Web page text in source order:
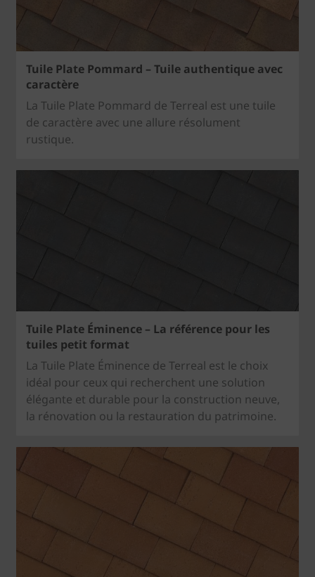
Tuile Plate Pommard – Tuile authentique avec
caractère
La Tuile Plate Pommard de Terreal est une tuile
de caractère avec une allure résolument
rustique.
Tuile Plate Éminence – La référence pour les
tuiles petit format
La Tuile Plate Éminence de Terreal est le choix
idéal pour ceux qui recherchent une solution
élégante et durable pour la construction neuve,
la rénovation ou la restauration du patrimoine.